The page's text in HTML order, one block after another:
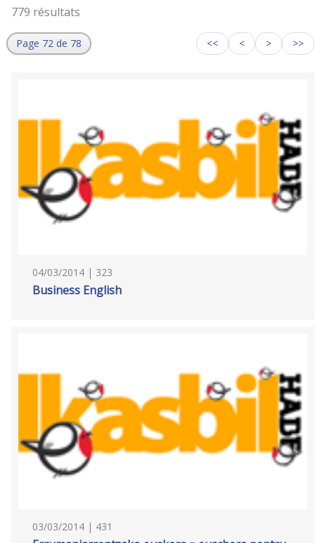
779 résultats
Page 72 de 78 << < > >>
04/03/2014 | 323
Business English
03/03/2014 | 431